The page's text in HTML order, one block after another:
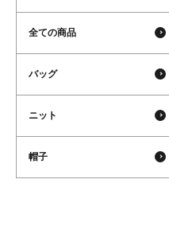
全ての商品
バッグ
ニット
帽子